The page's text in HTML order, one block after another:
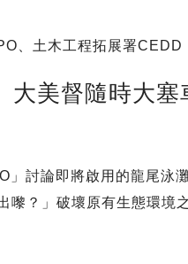
、土木工程拓展署CEDD
大美督隨時大
討論即將啟用的龍尾泳
嚟？」破壞原有生態環境